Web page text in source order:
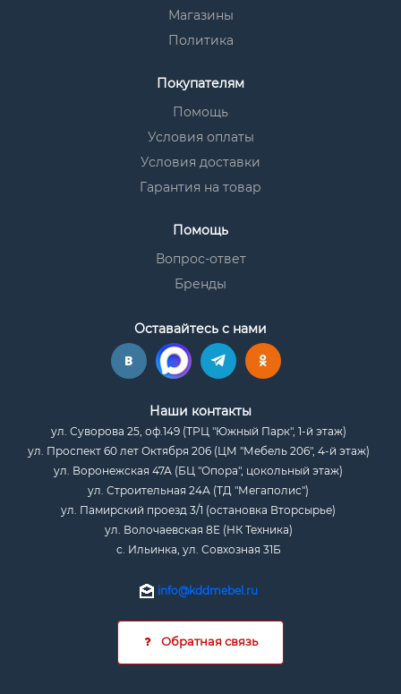
Магазины
Политика
Покупателям
Помощь
Условия оплаты
Условия доставки
Гарантия на товар
Помощь
Вопрос-ответ
Бренды
Оставайтесь с нами
Наши контакты
ул. Суворова 25, оф.149 (ТРЦ "Южный Парк", 1-й этаж)
ул. Проспект 60 лет Октября 206 (ЦМ "Мебель 206", 4-й этаж)
ул. Воронежская 47А (БЦ "Опора", цокольный этаж)
ул. Строительная 24А (ТД "Мегаполис")
ул. Памирский проезд 3/1 (остановка Вторсырье)
ул. Волочаевская 8Е (НК Техника)
с. Ильинка, ул. Совхозная 31Б
info@kddmebel.ru
Обратная связь